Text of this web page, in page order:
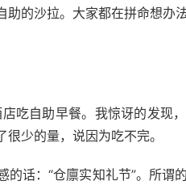
的沙拉。大家都在拼命想办
吃自助早餐。我惊讶的发现
少的量，说因为吃不完。
话：“仓廪实知礼节”。所谓